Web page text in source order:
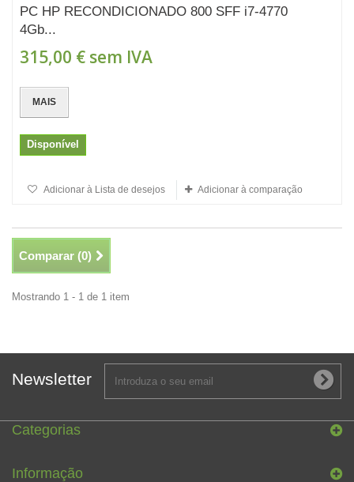
PC HP RECONDICIONADO 800 SFF i7-4770
4Gb...
315,00 € sem IVA
MAIS
Disponível
Adicionar à Lista de desejos Adicionar à comparação
Comparar (0)
Mostrando 1 - 1 de 1 item
Newsletter
Categorias
Informação